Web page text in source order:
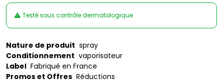
Testé sous contrôle dermatologique
Nature de produit spray
Conditionnement vaporisateur
Label Fabriqué en France
Promos et Offres Réductions